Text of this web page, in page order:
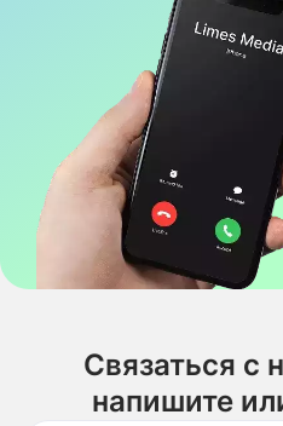
Связаться с
напишите